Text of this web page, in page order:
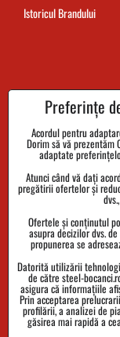
Istoricul Brandului
Termenul de livrare al
Reclamații și
Mărimi
Date despre companie
Politica de
Termenii și Condițiile
Urmărirea expedierii
Preferințe
Acordul pentru
Dorim să vă prezentăm
adaptate
Atunci când vă dați
pregătirii ofertelor și
Ofertele și conținutul
asupra decizilor dvs.
propunerea se
Datorită utilizării
de către steel-
asigura că informațiile
Prin acceptarea
profilării, a analizei de
găsirea mai rapidă a